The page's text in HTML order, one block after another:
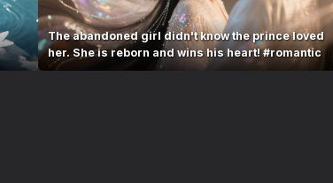
The abandoned girl didn't know the prince loved
her. She is reborn and wins his heart! #romantic